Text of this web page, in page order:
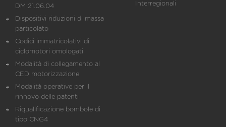
DM 21.06.04
Dispositivi riduzioni di massa
particolato
Codici immatricolativi di
ciclomotori omologati
Modalità di collegamento al
CED motorizzazione
Modalità operative per il
rinnovo delle patenti
Riqualificazione bombole di
tipo CNG4
Interregionali